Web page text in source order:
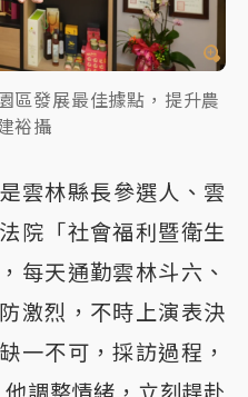
區發展最佳據點，提升農
裕攝
雲林縣長參選人、雲
院「社會福利暨衛生
每天通勤雲林斗六、
激烈，不時上演表決
一不可，採訪過程，